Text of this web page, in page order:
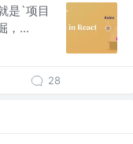
是`项目
，...
28